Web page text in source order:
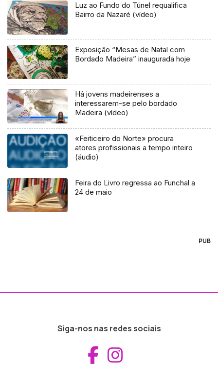
Luz ao Fundo do Túnel requalifica
Bairro da Nazaré (vídeo)
Exposição “Mesas de Natal com
Bordado Madeira” inaugurada hoje
Há jovens madeirenses a
interessarem-se pelo bordado
Madeira (vídeo)
«Feiticeiro do Norte» procura
atores profissionais a tempo inteiro
(áudio)
Feira do Livro regressa ao Funchal a
24 de maio
PUB
Siga-nos nas redes sociais
Aceder ao